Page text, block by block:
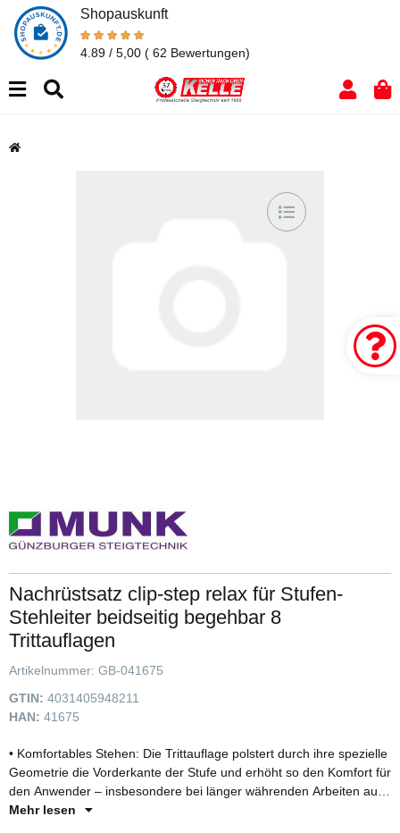
Shopauskunft
4.89 / 5,00 ( 62 Bewertungen)
Nachrüstsatz clip-step relax für Stufen-
Stehleiter beidseitig begehbar 8
Trittauflagen
Artikelnummer: GB-041675
GTIN: 4031405948211
HAN: 41675
• Komfortables Stehen: Die Trittauflage polstert durch ihre spezielle
Geometrie die Vorderkante der Stufe und erhöht so den Komfort für
den Anwender – insbesondere bei länger währenden Arbeiten auf
der Leiter • Durch das bequeme Abstützen an der nächsten Stufe
Mehr lesen